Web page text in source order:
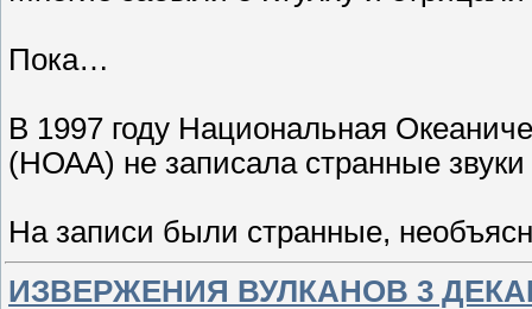
Пока…
В 1997 году Национальная
(НОАА) не записала странные
На записи были странные,
ИЗВЕРЖЕНИЯ ВУЛКАНОВ 3